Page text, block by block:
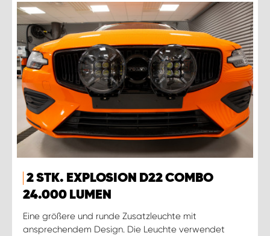
2 STK. EXPLOSION D22 COMBO
24.000 LUMEN
Eine größere und runde Zusatzleuchte mit
ansprechendem Design. Die Leuchte verwendet